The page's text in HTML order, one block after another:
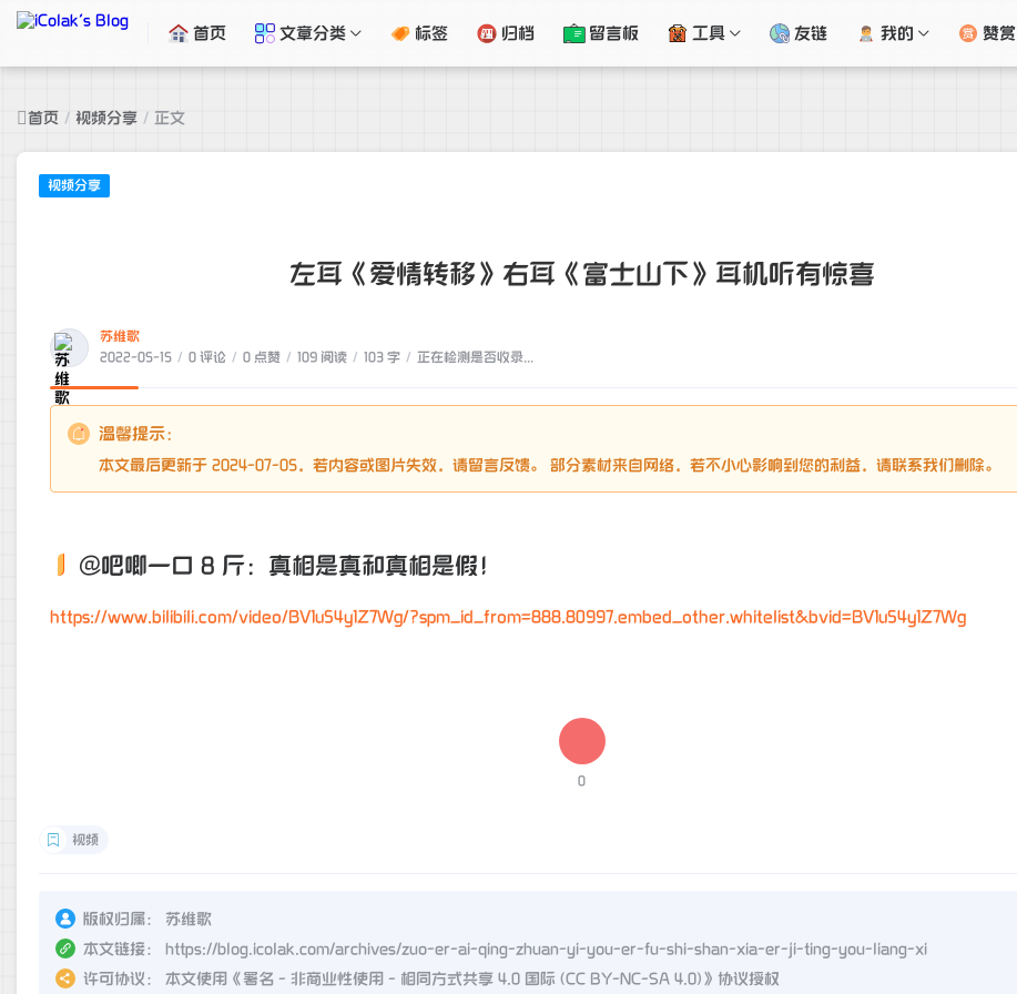
首页 文章分类 标签 归档 留言板 工具 友链 我的 赞赏
首页 / 视频分享 / 正文
视频分享
左耳《爱情转移》右耳《富士山下》耳机听有惊喜
苏维歌
2022-05-15 / 0 评论 / 0 点赞 / 109 阅读 / 103 字 / 正在检测是否收录...
温馨提示：
本文最后更新于 2024-07-05，若内容或图片失效，请留言反馈。 部分素材来自网络，若不小心影响到您的利益，请联系我们删除。
@吧唧一口 8 斤：真相是真和真相是假！
https://www.bilibili.com/video/BV1u54y1Z7Wg/?spm_id_from=888.80997.embed_other.whitelist&bvid=BV1u54y1Z7Wg
0
视频
版权归属：
苏维歌
本文链接：
https://blog.icolak.com/archives/zuo-er-ai-qing-zhuan-yi-you-er-fu-shi-shan-xia-er-ji-ting-you-liang-xi
许可协议：
本文使用《署名 - 非商业性使用 - 相同方式共享 4.0 国际 (CC BY-NC-SA 4.0)》协议授权